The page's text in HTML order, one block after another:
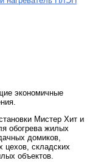
экономичные
Мистер Хит и
обогрева жилых
домиков,
цехов, складских
объектов.